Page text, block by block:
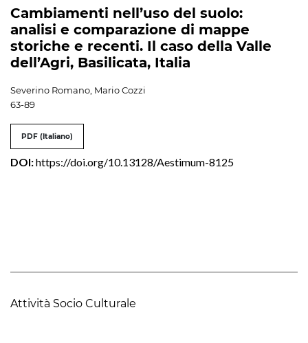
Cambiamenti nell’uso del suolo:
analisi e comparazione di mappe
storiche e recenti. Il caso della Valle
dell’Agri, Basilicata, Italia
Severino Romano, Mario Cozzi
63-89
PDF (Italiano)
DOI:https://doi.org/10.13128/Aestimum-8125
Attività Socio Culturale